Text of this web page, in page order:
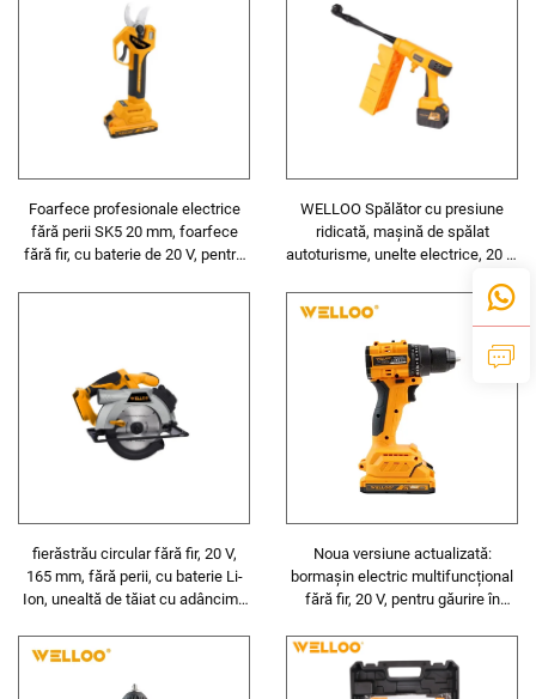
Foarfece profesionale electrice
fără perii SK5 20 mm, foarfece
fără fir, cu baterie de 20 V, pentru
WELLOO Spălător cu presiune
ridicată, mașină de spălat
autoturisme, unelte electrice, 20 V,
curățatul casei
fierăstrău circular fără fir, 20 V,
165 mm, fără perii, cu baterie Li-
Ion, unealtă de tăiat cu adâncime
pentru proiecte DIY și construcții
Noua versiune actualizată:
bormașin electric multifuncțional
fără fir, 20 V, pentru găurire în